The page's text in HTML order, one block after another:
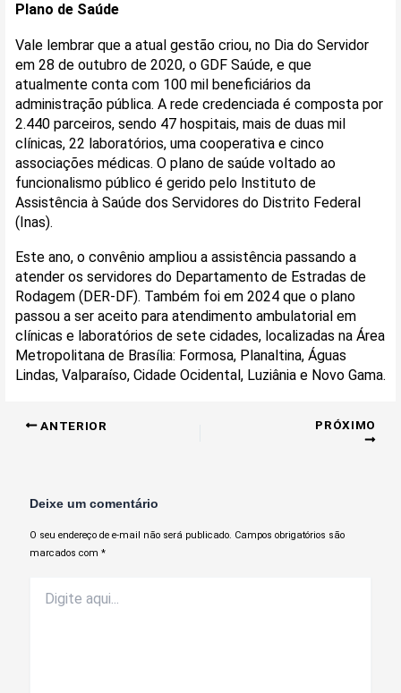
Plano de Saúde
Vale lembrar que a atual gestão criou, no Dia do Servidor
em 28 de outubro de 2020, o GDF Saúde, e que
atualmente conta com 100 mil beneficiários da
administração pública. A rede credenciada é composta por
2.440 parceiros, sendo 47 hospitais, mais de duas mil
clínicas, 22 laboratórios, uma cooperativa e cinco
associações médicas. O plano de saúde voltado ao
funcionalismo público é gerido pelo Instituto de
Assistência à Saúde dos Servidores do Distrito Federal
(Inas).
Este ano, o convênio ampliou a assistência passando a
atender os servidores do Departamento de Estradas de
Rodagem (DER-DF). Também foi em 2024 que o plano
passou a ser aceito para atendimento ambulatorial em
clínicas e laboratórios de sete cidades, localizadas na Área
Metropolitana de Brasília: Formosa, Planaltina, Águas
Lindas, Valparaíso, Cidade Ocidental, Luziânia e Novo Gama.
ANTERIOR PRÓXIMO
Deixe um comentário
O seu endereço de e-mail não será publicado. Campos obrigatórios são
marcados com*
aqui...